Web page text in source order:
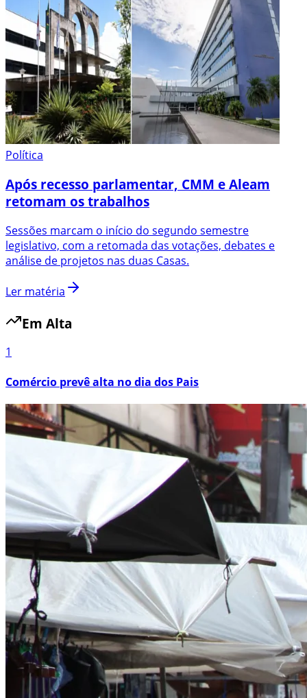
Política
Após recesso parlamentar, CMM e Aleam
retomam os trabalhos
Sessões marcam o início do segundo semestre
legislativo, com a retomada das votações, debates e
análise de projetos nas duas Casas.
Ler matéria
Em Alta
1
Comércio prevê alta no dia dos Pais